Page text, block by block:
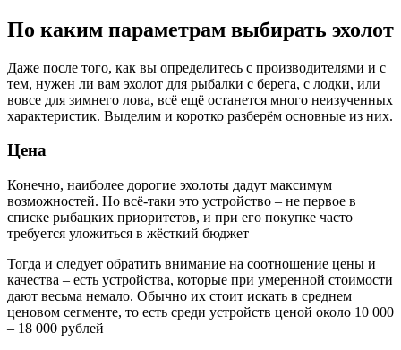
По каким параметрам выбирать эхолот
Даже после того, как вы определитесь с производителями и с
тем, нужен ли вам эхолот для рыбалки с берега, с лодки, или
вовсе для зимнего лова, всё ещё останется много неизученных
характеристик. Выделим и коротко разберём основные из них.
Цена
Конечно, наиболее дорогие эхолоты дадут максимум
возможностей. Но всё-таки это устройство – не первое в
списке рыбацких приоритетов, и при его покупке часто
требуется уложиться в жёсткий бюджет
Тогда и следует обратить внимание на соотношение цены и
качества – есть устройства, которые при умеренной стоимости
дают весьма немало. Обычно их стоит искать в среднем
ценовом сегменте, то есть среди устройств ценой около 10 000
– 18 000 рублей